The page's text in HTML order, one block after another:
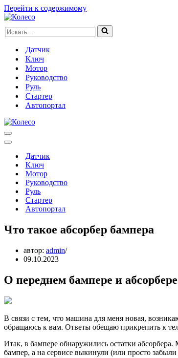
Перейти к содержимому
Искать...
Датчик
Ключ
Мотор
Руководство
Руль
Стартер
Автопортал
Меню
навигации
Меню
навигацииДатчик
Ключ
Мотор
Руководство
Руль
Стартер
Автопортал
Что такое абсорбер бампера
автор: admin
09.10.2023
О переднем бампере и
В связи с тем, что машина для меня новая,
обращаюсь к вам. Ответы обещаю прикрепить к
Итак, в бампере обнаружились остатки
бампер, а на сервисе выкинули (или просто